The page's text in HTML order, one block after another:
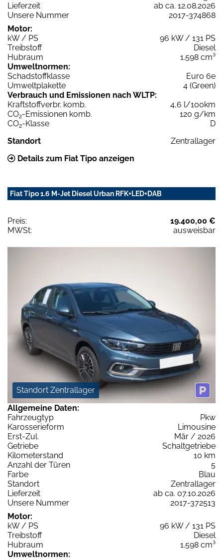
Lieferzeit
ab ca. 12.08.2026
Unsere Nummer
2017-374868
Motor:
kW / PS
96 kW / 131 PS
Treibstoff
Diesel
Hubraum
1.598 cm³
Umweltnormen:
Schadstoffklasse
Euro 6e
Umweltplakette
4 (Green)
Verbrauch und Emissionen nach WLTP:
Kraftstoffverbr. komb.
4,6 l/100km
CO2-Emissionen komb.
120 g/km
CO2-Klasse
D
Standort
Zentrallager
Details zum Fiat Tipo anzeigen
Fiat Tipo 1.6 M-Jet Diesel Urban RFK+LED+DAB
Preis:
19.400,00 €
MWSt:
ausweisbar
Standort Zentrallager
Allgemeine Daten:
Fahrzeugtyp
Pkw
Karosserieform
Limousine
Erst-Zul.
Mär / 2026
Getriebe
Schaltgetriebe
Kilometerstand
10 km
Anzahl der Türen
5
Farbe
Blau
Standort
Zentrallager
Lieferzeit
ab ca. 07.10.2026
Unsere Nummer
2017-372513
Motor:
kW / PS
96 kW / 131 PS
Treibstoff
Diesel
Hubraum
1.598 cm³
Umweltnormen: